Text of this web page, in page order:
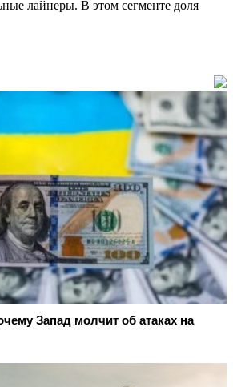
лайнеры. В этом сегменте доля
Запад молчит об атаках на